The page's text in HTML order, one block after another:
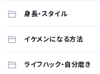
身長・スタイル
イケメンになる方法
ライフハック・自分磨き